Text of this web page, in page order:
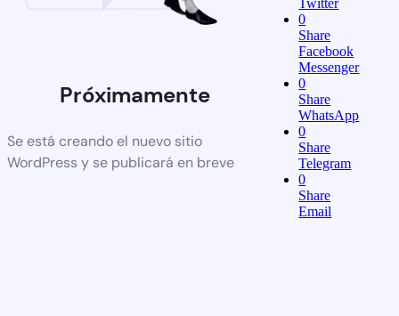
Próximamente
Se está creando el nuevo sitio
WordPress y se publicará en breve
Twitter
0
Share
Facebook
Messenger
0
Share
WhatsApp
0
Share
Telegram
0
Share
Email